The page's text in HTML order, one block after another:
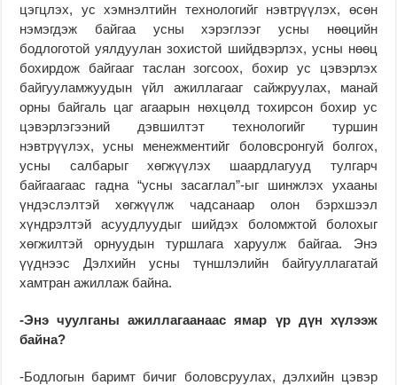
цэгцлэх, ус хэмнэлтийн тех­нологийг нэвтрүүлэх, өсөн
нэмэгдэж байгаа усны хэрэглээг усны нөөцийн
бодлоготой уялдуулан зо­хистой шийдвэрлэх, усны нөөц
бохирдож байгааг таслан зогсоох, бохир ус цэвэрлэх
байгууламжуудын үйл ажиллагааг сайжруулах, манай
орны байгаль цаг агаарын нөхцөлд тохирсон бохир ус
цэвэрлэгээний дэв­­шилтэт технологийг тур­­шин
нэвтрүүлэх, усны ме­неж­ментийг боловсронгуй болгох,
усны салбарыг хөг­жүүлэх шаардлагууд тул­гарч
байгаагаас гадна “усны засаглал”-ыг шинж­лэх ухааны
үндэс­лэл­тэй хөгжүүлж чад­санаар олон бэрхшээл
хүндрэлтэй асууд­луудыг шийдэх боломжтой болохыг
хөгжилтэй орнуу­дын туршлага харуулж байгаа. Энэ
үүднээс Дэл­хийн усны түншлэлийн бай­гууллагатай
хамтран ажиллаж байна.
-Энэ чуулганы ажил­ла­гаанаас ямар үр дүн хүлээж
байна?
-Бодлогын баримт бичиг боловсруулах, дэлхийн цэвэр